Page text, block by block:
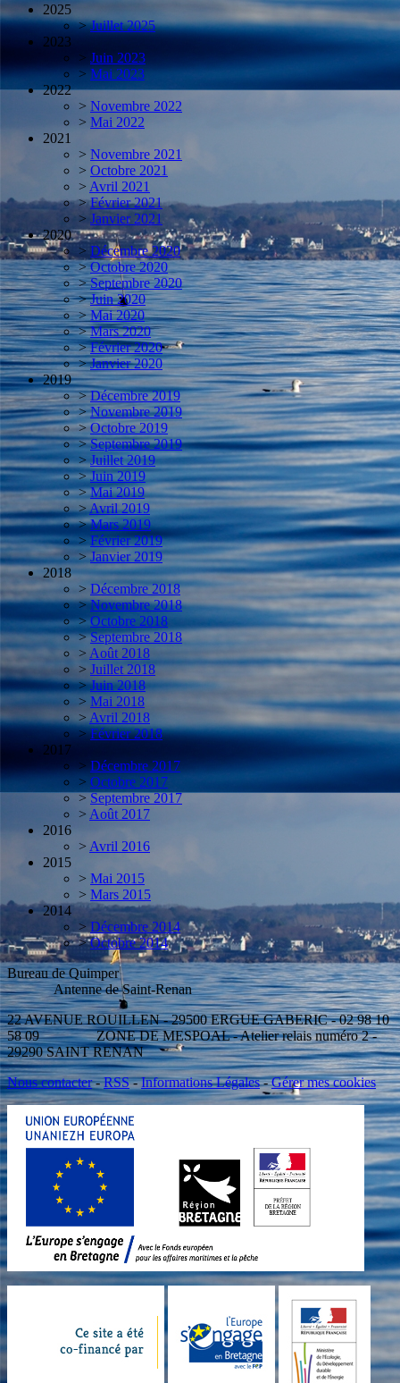
2025
> Juillet 2025
2023
> Juin 2023
> Mai 2023
2022
> Novembre 2022
> Mai 2022
2021
> Novembre 2021
> Octobre 2021
> Avril 2021
> Février 2021
> Janvier 2021
2020
> Décembre 2020
> Octobre 2020
> Septembre 2020
> Juin 2020
> Mai 2020
> Mars 2020
> Février 2020
> Janvier 2020
2019
> Décembre 2019
> Novembre 2019
> Octobre 2019
> Septembre 2019
> Juillet 2019
> Juin 2019
> Mai 2019
>Avril 2019
> Mars 2019
> Février 2019
> Janvier 2019
2018
> Décembre 2018
> Novembre 2018
> Octobre 2018
> Septembre 2018
> Août 2018
> Juillet 2018
> Juin 2018
> Mai 2018
> Avril 2018
> Février 2018
2017
> Décembre 2017
> Octobre 2017
> Septembre 2017
> Août 2017
2016
> Avril 2016
2015
> Mai 2015
> Mars 2015
2014
> Décembre 2014
> Octobre 2014
Bureau de Quimper
Antenne de Saint-Renan
22 AVENUE ROUILLEN - 29500 ERGUE GABERIC - 02 98 10
58 09 ZONE DE MESPOAL - Atelier relais numéro 2 -
29290 SAINT RENAN
Nous contacter-RSS-Informations Légales-Gérer mes cookies